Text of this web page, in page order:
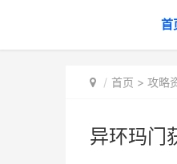
首
首页 > 攻略
异环玛门